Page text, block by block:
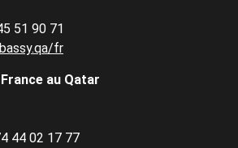
51 90 71
fr
au Qatar
44 02 17 77